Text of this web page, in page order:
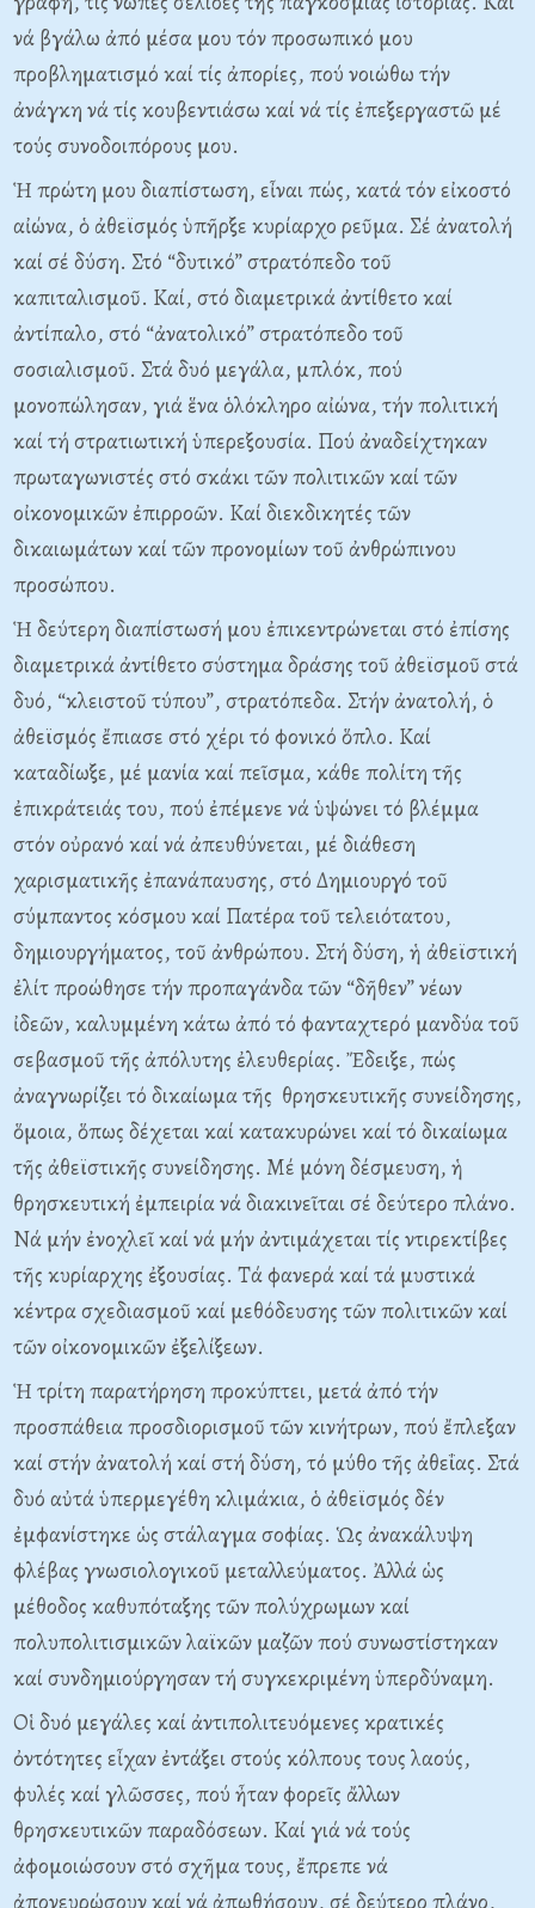
νά βγάλω ἀπό μέσα μου τόν προσωπικό μου
προβληματισμό καί τίς ἀπορίες, πού νοιώθω τήν
ἀνάγκη νά τίς κουβεντιάσω καί νά τίς ἐπεξεργαστῶ μέ
τούς συνοδοιπόρους μου.
Ἡ πρώτη μου διαπίστωση, εἶναι πώς, κατά τόν εἰκοστό
αἰώνα, ὁ ἀθεϊσμός ὑπῆρξε κυρίαρχο ρεῦμα. Σέ ἀνατολή
καί σέ δύση. Στό “δυτικό” στρατόπεδο τοῦ
καπιταλισμοῦ. Καί, στό διαμετρικά ἀντίθετο καί
ἀντίπαλο, στό “ἀνατολικό” στρατόπεδο τοῦ
σοσιαλισμοῦ. Στά δυό μεγάλα, μπλόκ, πού
μονοπώλησαν, γιά ἕνα ὁλόκληρο αἰώνα, τήν πολιτική
καί τή στρατιωτική ὑπερεξουσία. Πού ἀναδείχτηκαν
πρωταγωνιστές στό σκάκι τῶν πολιτικῶν καί τῶν
οἰκονομικῶν ἐπιρροῶν. Καί διεκδικητές τῶν
δικαιωμάτων καί τῶν προνομίων τοῦ ἀνθρώπινου
προσώπου.
Ἡ δεύτερη διαπίστωσή μου ἐπικεντρώνεται στό ἐπίσης
διαμετρικά ἀντίθετο σύστημα δράσης τοῦ ἀθεϊσμοῦ στά
δυό, “κλειστοῦ τύπου”, στρατόπεδα. Στήν ἀνατολή, ὁ
ἀθεϊσμός ἔπιασε στό χέρι τό φονικό ὅπλο. Καί
καταδίωξε, μέ μανία καί πεῖσμα, κάθε πολίτη τῆς
ἐπικράτειάς του, πού ἐπέμενε νά ὑψώνει τό βλέμμα
στόν οὐρανό καί νά ἀπευθύνεται, μέ διάθεση
χαρισματικῆς ἐπανάπαυσης, στό Δημιουργό τοῦ
σύμπαντος κόσμου καί Πατέρα τοῦ τελειότατου,
δημιουργήματος, τοῦ ἀνθρώπου. Στή δύση, ἡ ἀθεϊστική
ἐλίτ προώθησε τήν προπαγάνδα τῶν “δῆθεν” νέων
ἰδεῶν, καλυμμένη κάτω ἀπό τό φανταχτερό μανδύα τοῦ
σεβασμοῦ τῆς ἀπόλυτης ἐλευθερίας. Ἔδειξε, πώς
ἀναγνωρίζει τό δικαίωμα τῆς θρησκευτικῆς συνείδησης,
ὅμοια, ὅπως δέχεται καί κατακυρώνει καί τό δικαίωμα
τῆς ἀθεϊστικῆς συνείδησης. Μέ μόνη δέσμευση, ἡ
θρησκευτική ἐμπειρία νά διακινεῖται σέ δεύτερο πλάνο.
Νά μήν ἐνοχλεῖ καί νά μήν ἀντιμάχεται τίς ντιρεκτίβες
τῆς κυρίαρχης ἐξουσίας. Τά φανερά καί τά μυστικά
κέντρα σχεδιασμοῦ καί μεθόδευσης τῶν πολιτικῶν καί
τῶν οἰκονομικῶν ἐξελίξεων.
Ἡ τρίτη παρατήρηση προκύπτει, μετά ἀπό τήν
προσπάθεια προσδιορισμοῦ τῶν κινήτρων, πού ἔπλεξαν
καί στήν ἀνατολή καί στή δύση, τό μύθο τῆς ἀθεΐας. Στά
δυό αὐτά ὑπερμεγέθη κλιμάκια, ὁ ἀθεϊσμός δέν
ἐμφανίστηκε ὡς στάλαγμα σοφίας. Ὡς ἀνακάλυψη
φλέβας γνωσιολογικοῦ μεταλλεύματος. Ἀλλά ὡς
μέθοδος καθυπόταξης τῶν πολύχρωμων καί
πολυπολιτισμικῶν λαϊκῶν μαζῶν πού συνωστίστηκαν
καί συνδημιούργησαν τή συγκεκριμένη ὑπερδύναμη.
Οἱ δυό μεγάλες καί ἀντιπολιτευόμενες κρατικές
ὀντότητες εἶχαν ἐντάξει στούς κόλπους τους λαούς,
φυλές καί γλῶσσες, πού ἦταν φορεῖς ἄλλων
θρησκευτικῶν παραδόσεων. Καί γιά νά τούς
ἀφομοιώσουν στό σχῆμα τους, ἔπρεπε νά
ἀπονευρώσουν καί νά ἀπωθήσουν, σέ δεύτερο πλάνο,